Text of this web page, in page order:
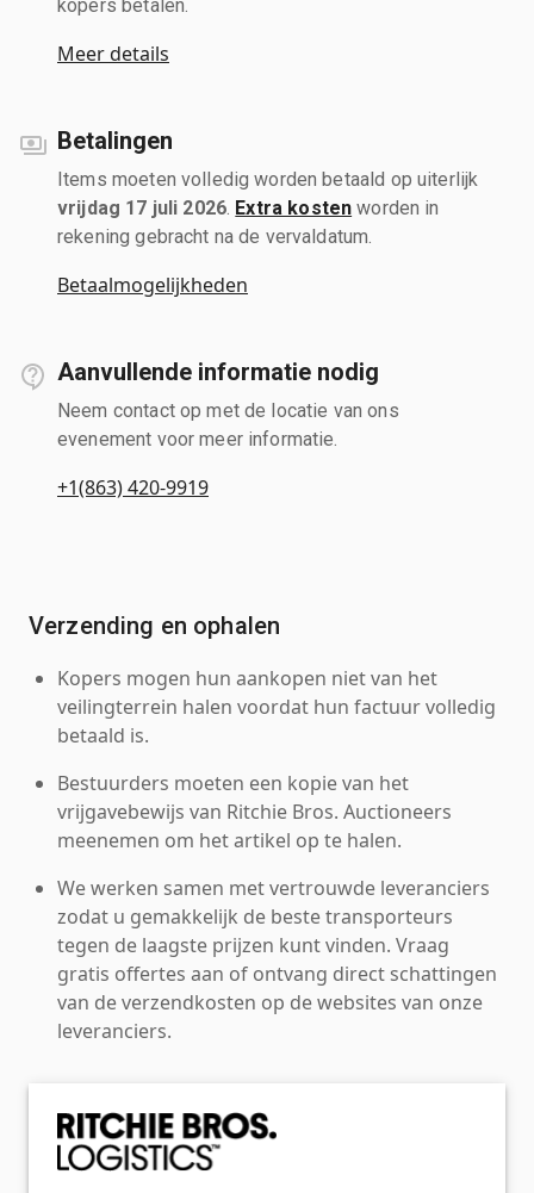
kopers betalen.
Meer details
Betalingen
Items moeten volledig worden betaald op uiterlijk
vrijdag 17 juli 2026 Extra kosten worden in
rekening gebracht na de vervaldatum.
Betaalmogelijkheden
Aanvullende informatie nodig
Neem contact op met de locatie van ons
evenement voor meer informatie.
+1(863) 420-9919
Verzending en ophalen
Kopers mogen hun aankopen niet van het
veilingterrein halen voordat hun factuur volledig
betaald is.
Bestuurders moeten een kopie van het
vrijgavebewijs van Ritchie Bros. Auctioneers
meenemen om het artikel op te halen.
We werken samen met vertrouwde leveranciers
zodat u gemakkelijk de beste transporteurs
tegen de laagste prijzen kunt vinden. Vraag
gratis offertes aan of ontvang direct schattingen
van de verzendkosten op de websites van onze
leveranciers.